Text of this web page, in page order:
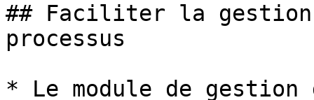
## Faciliter la gestion
processus
* Le module de